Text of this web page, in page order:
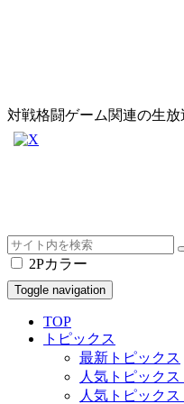
対戦格闘ゲーム関連の生
2Pカラー
Toggle navigation
TOP
トピックス
最新トピックス
人気トピックス
人気トピックス